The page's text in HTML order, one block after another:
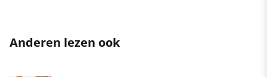
Anderen lezen ook